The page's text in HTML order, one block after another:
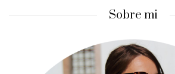
Sobre mi